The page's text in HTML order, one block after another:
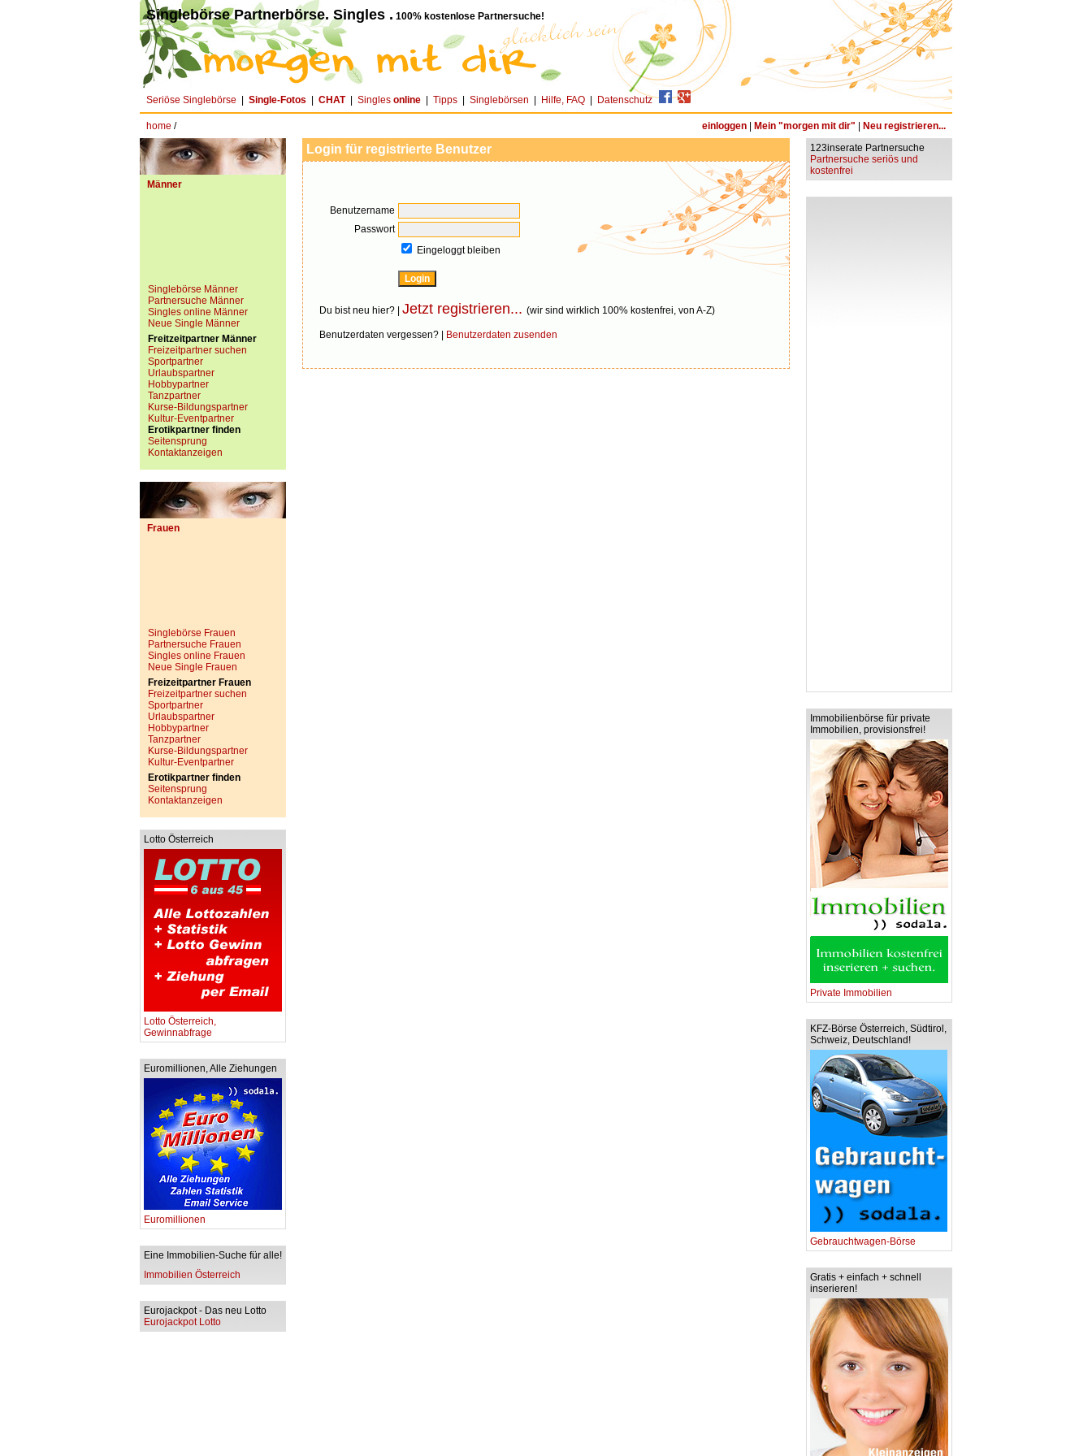
Singlebörse Partnerbörse. Singles . 100% kostenlose Partnersuche!
Seriöse Singlebörse Single-Fotos CHAT| Singles online Tipps Singlebörsen Hilfe, FAQ Datenschutz
home / einloggen Mein "morgen mit dir" Neu registrieren...
Männer
Singlebörse Männer
Partnersuche Männer
Singles online Männer
Neue Single Männer
Freitzeitpartner Männer
Freizeitpartner suchen
Sportpartner
Urlaubspartner
Hobbypartner
Tanzpartner
Kurse-Bildungspartner
Kultur-Eventpartner
Erotikpartner finden
Seitensprung
Kontaktanzeigen
Frauen
Singlebörse Frauen
Partnersuche Frauen
Singles online Frauen
Neue Single Frauen
Freizeitpartner Frauen
Freizeitpartner suchen
Sportpartner
Urlaubspartner
Hobbypartner
Tanzpartner
Kurse-Bildungspartner
Kultur-Eventpartner
Erotikpartner finden
Seitensprung
Kontaktanzeigen
Lotto Österreich
Lotto Österreich,
Gewinnabfrage
Euromillionen, Alle Ziehungen
Euromillionen
Eine Immobilien-Suche für alle!
Immobilien Österreich
Eurojackpot - Das neu Lotto
Eurojackpot Lotto
Login für registrierte Benutzer
Benutzername
Passwort
Eingeloggt bleiben
Du bist neu hier? | Jetzt registrieren... (wir sind wirklich 100% kostenfrei, von A-Z)
Benutzerdaten vergessen? | Benutzerdaten zusenden
123inserate Partnersuche
Partnersuche seriös und
kostenfrei
Immobilienbörse für private
Immobilien, provisionsfrei!
Private Immobilien
KFZ-Börse Österreich, Südtirol,
Schweiz, Deutschland!
Gebrauchtwagen-Börse
Gratis + einfach + schnell
inserieren!